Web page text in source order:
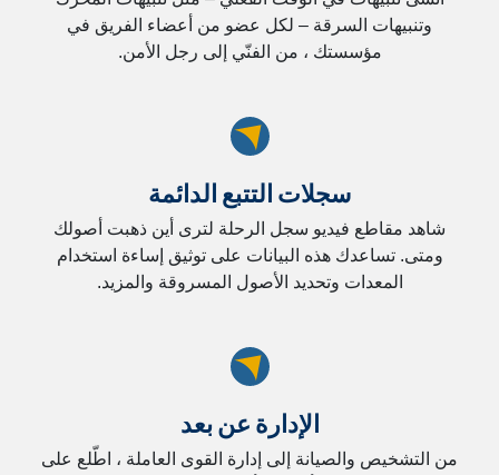
وتنبيهات السرقة – لكل عضو من أعضاء الفريق في
مؤسستك ، من الفنّي إلى رجل الأمن.
سجلات التتبع الدائمة
شاهد مقاطع فيديو سجل الرحلة لترى أين ذهبت أصولك
ومتى. تساعدك هذه البيانات على توثيق إساءة استخدام
المعدات وتحديد الأصول المسروقة والمزيد.
الإدارة عن بعد
من التشخيص والصيانة إلى إدارة القوى العاملة ، اطّلع على